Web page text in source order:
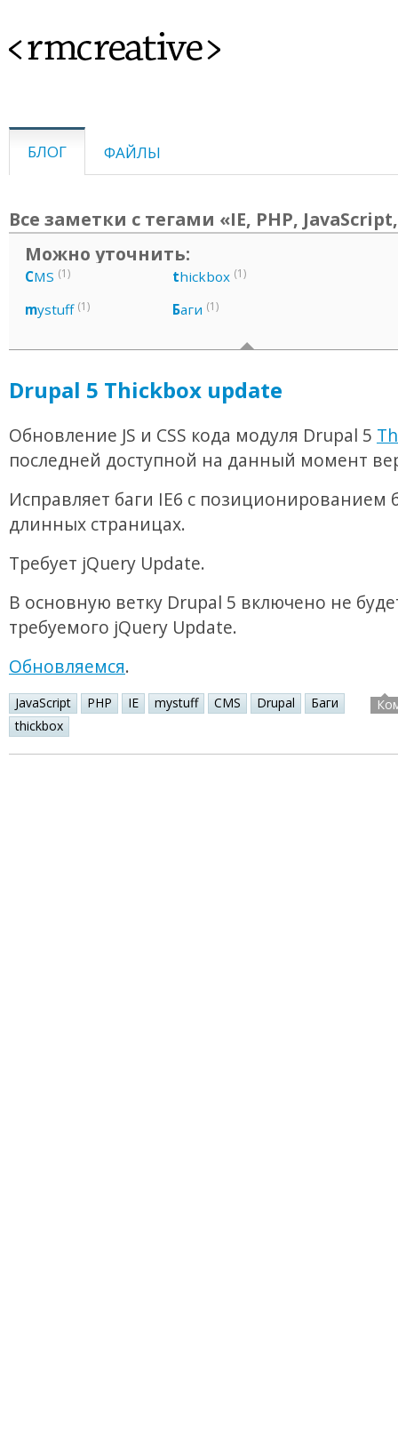
<rmcreative>
БЛОГ ФАЙЛЫ
Все заметки с тегами «IE, PHP,
Можно уточнить:
CMS (1)
mystuff (1)
thickbox (1)
Баги (1)
Drupal 5 Thickbox update
Обновление JS и CSS кода модуля Drupal 5
последней доступной на данный момент
Исправляет баги IE6 с позиционированием
длинных страницах.
Требует jQuery Update.
В основную ветку Drupal 5 включено не
требуемого jQuery Update.
Обновляемся.
JavaScript PHP IE mystuff CMS Drupal
Баги
thickbox